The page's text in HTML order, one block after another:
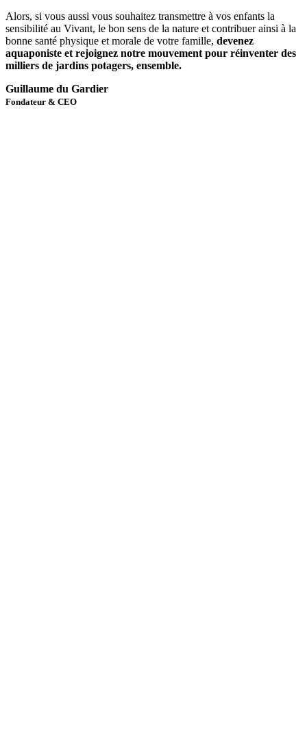
Alors, si vous aussi vous souhaitez transmettre à vos enfants la
sensibilité au Vivant, le bon sens de la nature et contribuer ainsi à la
bonne santé physique et morale de votre famille, devenez
aquaponiste et rejoignez notre mouvement pour réinventer des
milliers de jardins potagers, ensemble.
Guillaume du Gardier
Fondateur & CEO